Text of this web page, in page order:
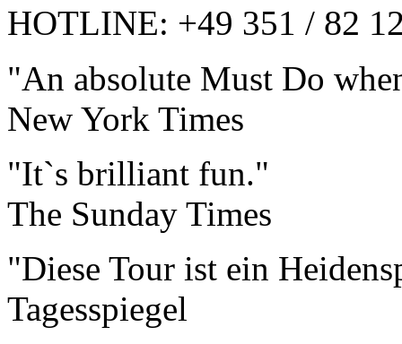
HOTLINE: +49 351 / 82
"An absolute Must Do
New York Times
"It`s brilliant fun."
The Sunday Times
"Diese Tour ist ein
Tagesspiegel